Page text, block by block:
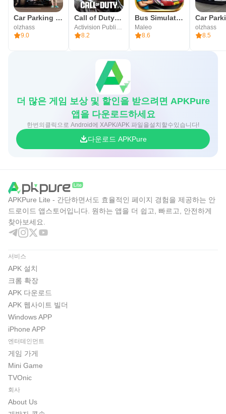
Car Parking Multiplayer 2
olzhass
9.0
Call of Duty®: Mobile
8.2
Bus Simulator Indonesia
Maleo
8.6
olzhass
8.5
더 많은 게임 보상 및 할인을 받으려면 APKPure
앱을 다운로드하세요
한번의클릭으로 Android에 XAPK/APK 파일을설치할수있습니다!
다운로드 APKPure
APKPure Lite - 간단하면서도 효율적인 페이지 경험을 제공하는 안
드로이드 앱스토어입니다. 원하는 앱을 더 쉽고, 빠르고, 안전하게
찾아보세요.
서비스
APK 설치
크롬 확장
APK 다운로드
APK 웹사이트 빌더
Windows APP
iPhone APP
엔터테인먼트
게임 가게
Mini Game
TVOnic
회사
About Us